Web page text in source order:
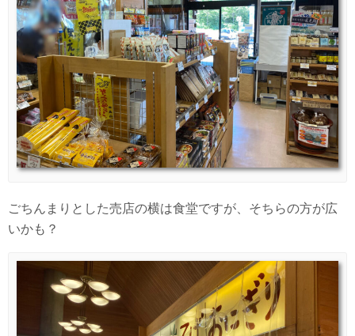
ごちんまりとした売店の横は食堂ですが、そちらの方が広
いかも？